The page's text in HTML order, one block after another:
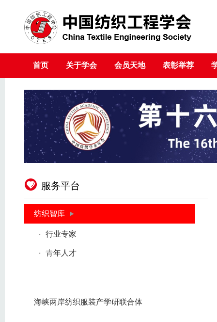
首页 关于学会 会员天地 表彰举荐
服务平台
纺织智库
· 行业专家
· 青年人才
海峡两岸纺织服装产学研联合体